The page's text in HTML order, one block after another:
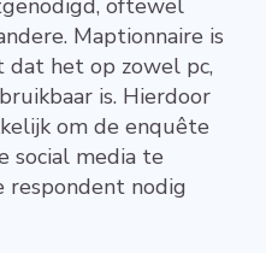
oftewel
Maptionnaire is
dat het op zowel pc,
is. Hierdoor
om de enquête
social media te
respondent nodig